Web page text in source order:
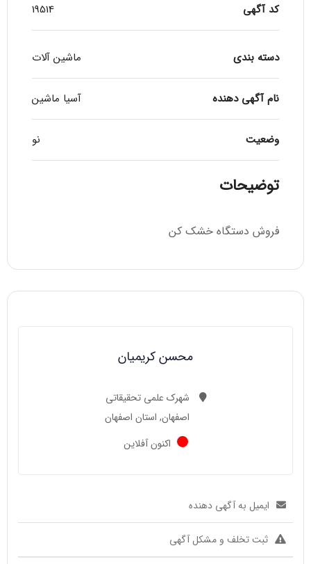
کد آگهی 19514
دسته بندی ماشین آلات
نام آگهی دهنده آسیا ماشین
وضعیت نو
توضیحات
فروش دستگاه خشک کن
محسن کریمیان
شهرک علمی تحقیقاتی
اصفهان, استان اصفهان
اکنون آفلاین
ایمیل به آگهی دهنده
ثبت تخلف و مشکل آگهی